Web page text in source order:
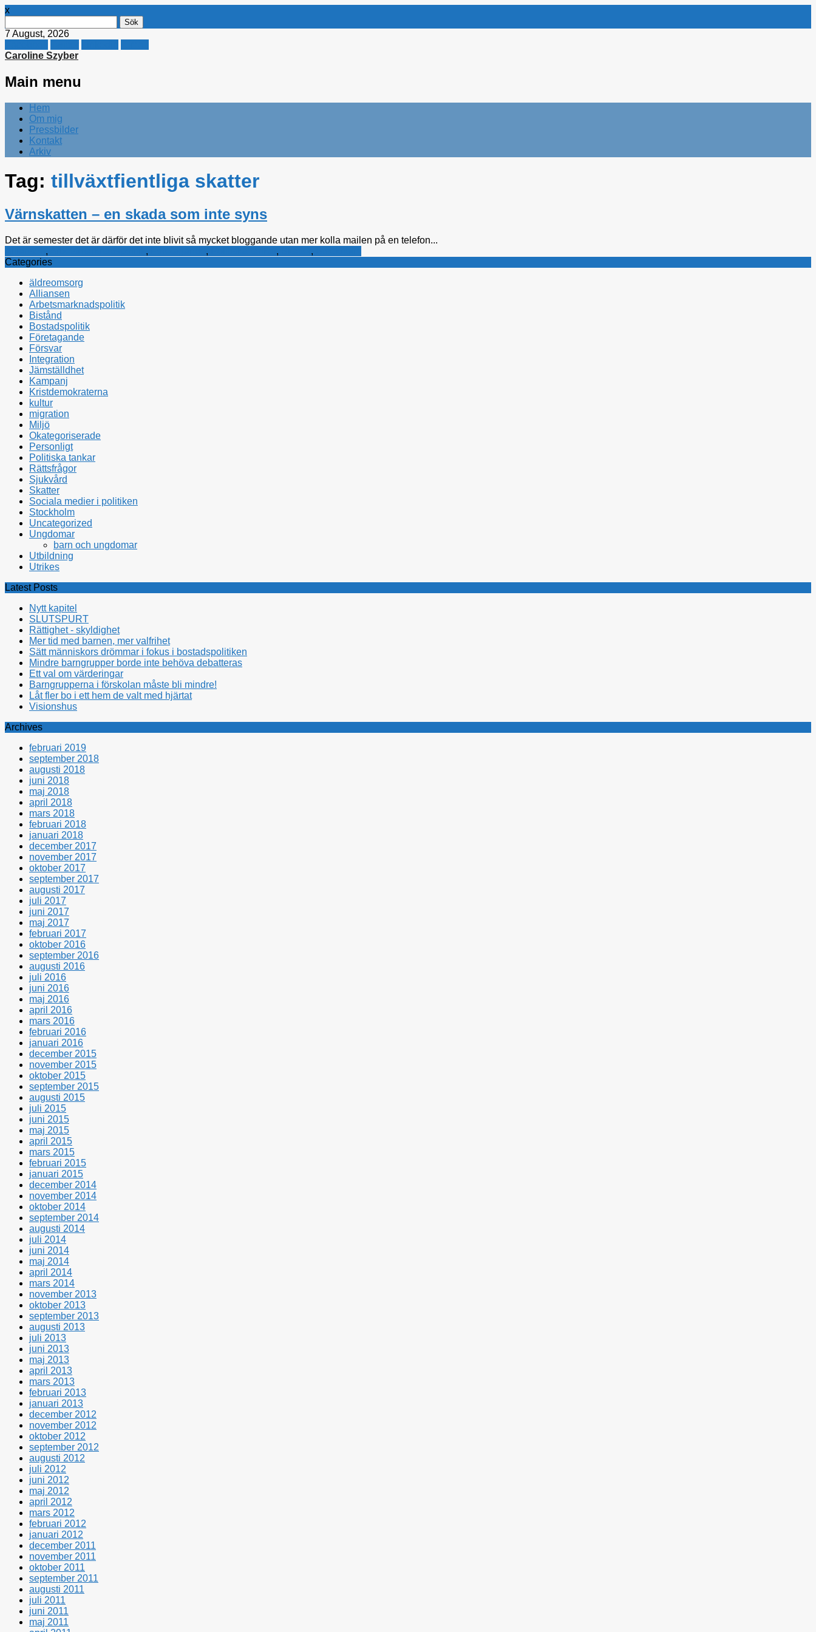
x
efter:
7 August, 2026
Caroline Szyber
Main menu
Skip
content
Hem
Om mig
Pressbilder
Kontakt
Arkiv
Tag: tillväxtfientliga skatter
Värnskatten – en skada som inte syns
Det är semester det är därför det inte blivit så mycket bloggande utan mer kolla mailen på en telefon...
, , , , ,
Categories
äldreomsorg
Alliansen
Arbetsmarknadspolitik
Bistånd
Bostadspolitik
Företagande
Försvar
Integration
Jämställdhet
Kampanj
Kristdemokraterna
kultur
migration
Miljö
Okategoriserade
Personligt
Politiska tankar
Rättsfrågor
Sjukvård
Skatter
Sociala medier i politiken
Stockholm
Uncategorized
Ungdomar
barn och ungdomar
Utbildning
Utrikes
Latest Posts
Nytt kapitel
SLUTSPURT
Rättighet - skyldighet
Mer tid med barnen, mer valfrihet
Sätt människors drömmar i fokus i bostadspolitiken
Mindre barngrupper borde inte behöva debatteras
Ett val om värderingar
Barngrupperna i förskolan måste bli mindre!
Låt fler bo i ett hem de valt med hjärtat
Visionshus
Archives
februari 2019
september 2018
augusti 2018
juni 2018
maj 2018
april 2018
mars 2018
februari 2018
januari 2018
december 2017
november 2017
oktober 2017
september 2017
augusti 2017
juli 2017
juni 2017
maj 2017
februari 2017
oktober 2016
september 2016
augusti 2016
juli 2016
juni 2016
maj 2016
april 2016
mars 2016
februari 2016
januari 2016
december 2015
november 2015
oktober 2015
september 2015
augusti 2015
juli 2015
juni 2015
maj 2015
april 2015
mars 2015
februari 2015
januari 2015
december 2014
november 2014
oktober 2014
september 2014
augusti 2014
juli 2014
juni 2014
maj 2014
april 2014
mars 2014
november 2013
oktober 2013
september 2013
augusti 2013
juli 2013
juni 2013
maj 2013
april 2013
mars 2013
februari 2013
januari 2013
december 2012
november 2012
oktober 2012
september 2012
augusti 2012
juli 2012
juni 2012
maj 2012
april 2012
mars 2012
februari 2012
januari 2012
december 2011
november 2011
oktober 2011
september 2011
augusti 2011
juli 2011
juni 2011
maj 2011